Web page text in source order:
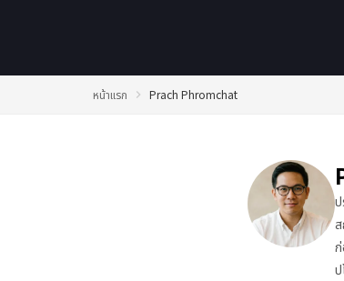
หน้าแรก Prach Phromchat